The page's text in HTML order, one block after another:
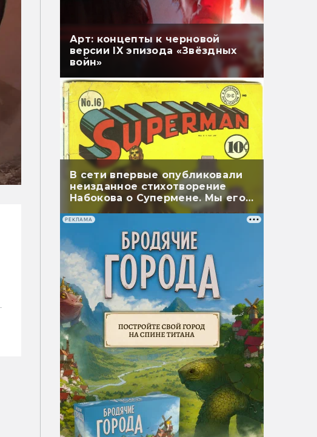
Арт: концепты к черновой
версии IX эпизода «Звёздных
войн»
В сети впервые опубликовали
неизданное стихотворение
Набокова о Супермене. Мы его
перевели
РЕКЛАМА